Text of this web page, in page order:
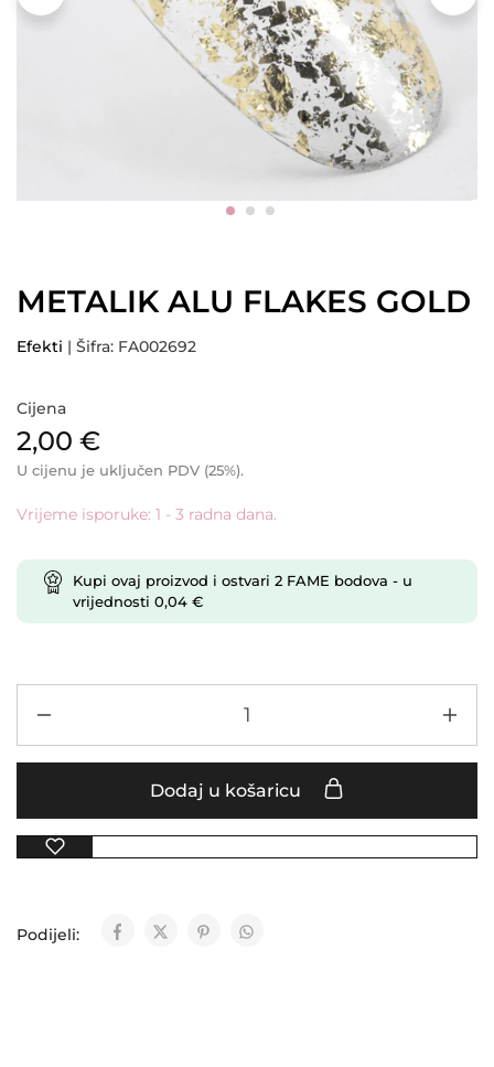
METALIK ALU FLAKES GOLD
Efekti | Šifra: FA002692
Cijena
2,00 €
U cijenu je uključen PDV (25%).
Vrijeme isporuke: 1 - 3 radna dana.
Kupi ovaj proizvod i ostvari 2 FAME bodova - u
vrijednosti 0,04 €
Dodaj u košaricu
Podijeli: